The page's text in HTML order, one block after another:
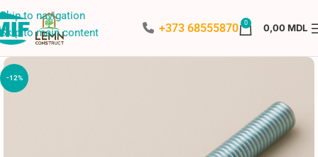
Skip to navigation
Skip to main content
+373 68555870 0 0,00MDL
-12%